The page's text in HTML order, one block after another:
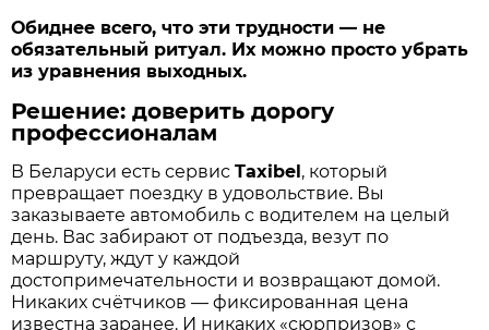
Обиднее всего, что эти трудности — не
обязательный ритуал. Их можно просто убрать
из уравнения выходных.
Решение: доверить дорогу
профессионалам
В Беларуси есть сервисTaxibel, который
превращает поездку в удовольствие. Вы
заказываете автомобиль с водителем на целый
день. Вас забирают от подъезда, везут по
маршруту, ждут у каждой
достопримечательности и возвращают домой.
Никаких счётчиков — фиксированная цена
известна заранее. И никаких «сюрпризов» с